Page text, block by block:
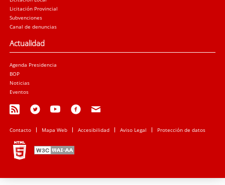
Licitación Provincial
Subvenciones
Canal de denuncias
Actualidad
Agenda Presidencia
BOP
Noticias
Eventos
Contacto Mapa Web Accesibilidad Aviso Legal Protección de datos